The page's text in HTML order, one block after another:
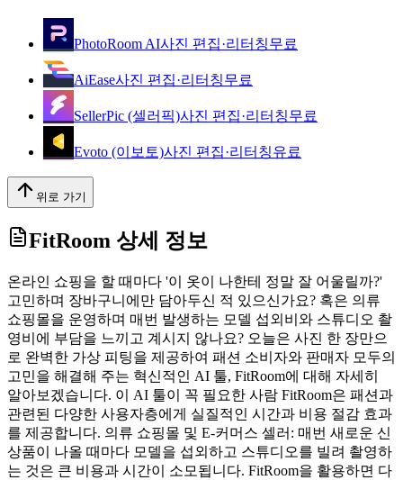
PhotoRoom AI사진 편집·리터칭무료
AiEase사진 편집·리터칭무료
SellerPic (셀러픽)사진 편집·리터칭무료
Evoto (이보토)사진 편집·리터칭유료
위로 가기
FitRoom 상세 정보
온라인 쇼핑을 할 때마다 '이 옷이 나한테 정말 잘 어울릴까?'
고민하며 장바구니에만 담아두신 적 있으신가요? 혹은 의류
쇼핑몰을 운영하며 매번 발생하는 모델 섭외비와 스튜디오 촬
영비에 부담을 느끼고 계시지 않나요? 오늘은 사진 한 장만으
로 완벽한 가상 피팅을 제공하여 패션 소비자와 판매자 모두의
고민을 해결해 주는 혁신적인 AI 툴, FitRoom에 대해 자세히
알아보겠습니다. 이 AI 툴이 꼭 필요한 사람 FitRoom은 패션과
관련된 다양한 사용자층에게 실질적인 시간과 비용 절감 효과
를 제공합니다. 의류 쇼핑몰 및 E-커머스 셀러: 매번 새로운 신
상품이 나올 때마다 모델을 섭외하고 스튜디오를 빌려 촬영하
는 것은 큰 비용과 시간이 소모됩니다. FitRoom을 활용하면 다